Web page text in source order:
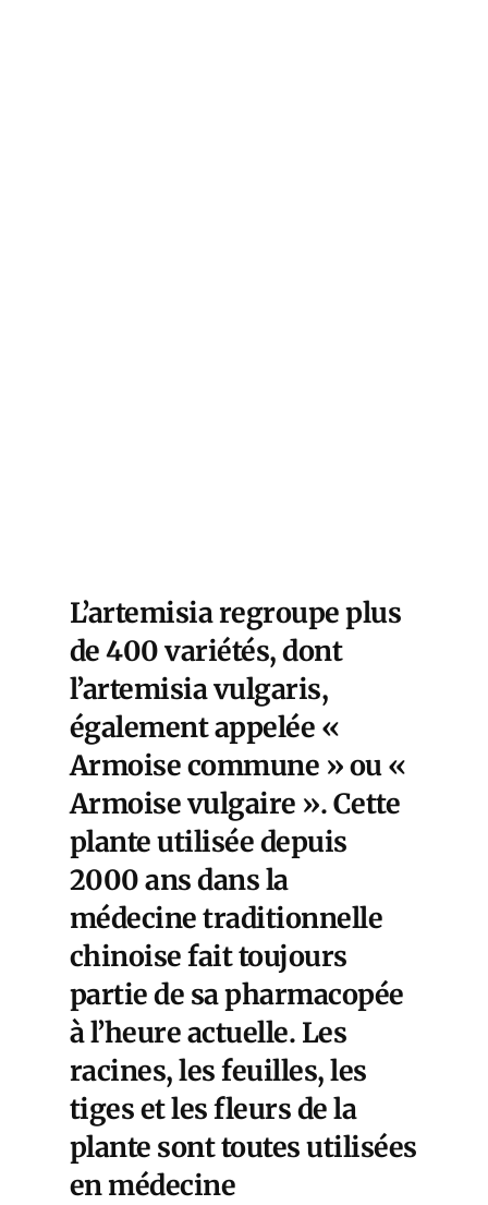
L’artemisiaregroupe plus
de 400 variétés, dont
l’artemisia vulgaris,
également appelée «
Armoise commune » ou «
Armoise vulgaire ». Cette
plante utilisée depuis
2000 ans dans la
médecine traditionnelle
chinoise fait toujours
partie de sa pharmacopée
à l’heure actuelle. Les
racines, les feuilles, les
tiges et les fleurs de la
plante sont toutes utilisées
en médecine